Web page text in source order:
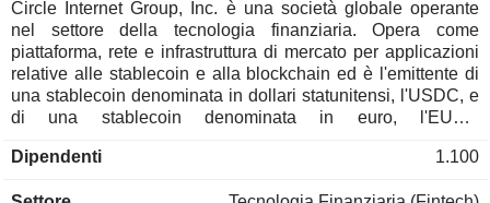
Circle Internet Group, Inc. è una società globale operante
nel settore della tecnologia finanziaria. Opera come
piattaforma, rete e infrastruttura di mercato per applicazioni
relative alle stablecoin e alla blockchain ed è l'emittente di
una stablecoin denominata in dollari statunitensi, l'USDC, e
di una stablecoin denominata in euro, l'EURC
una rete di stablecoin e una gamma di infrastrutture software
Dipendenti 1.100